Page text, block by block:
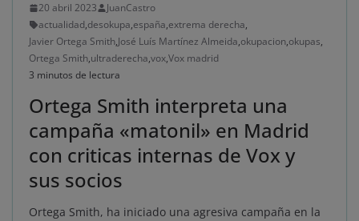
20 abril 2023
JuanCastro
actualidad,desokupa,españa,extrema derecha,
Javier Ortega Smith,José Luís Martínez Almeida,okupacion,okupas,
Ortega Smith,ultraderecha,vox,Vox madrid
3 minutos de lectura
Ortega Smith interpreta una
campaña «matonil» en Madrid
con criticas internas de Vox y
sus socios
Ortega Smith, ha iniciado una agresiva campaña en la